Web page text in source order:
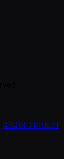
미디어 가이드라